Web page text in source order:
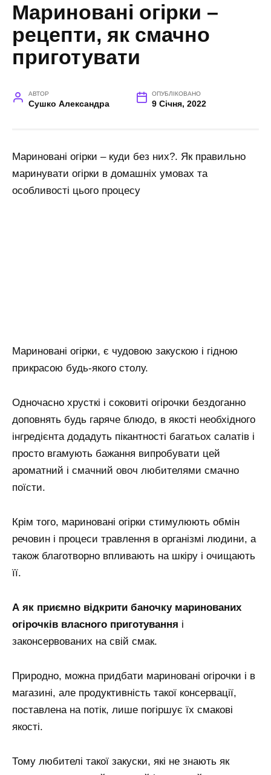
Мариновані огірки –
рецепти, як смачно
приготувати
АВТОР
Сушко Александра
ОПУБЛІКОВАНО
9 Січня, 2022
Мариновані огірки – куди без них?. Як правильно
маринувати огірки в домашніх умовах та
особливості цього процесу
Мариновані огірки, є чудовою закускою і гідною
прикрасою будь-якого столу.
Одночасно хрусткі і соковиті огірочки бездоганно
доповнять будь гаряче блюдо, в якості необхідного
інгредієнта додадуть пікантності багатьох салатів і
просто вгамують бажання випробувати цей
ароматний і смачний овоч любителями смачно
поїсти.
Крім того, мариновані огірки стимулюють обмін
речовин і процеси травлення в організмі людини, а
також благотворно впливають на шкіру і очищають
її.
А як приємно відкрити баночку маринованих
огірочків власного приготування і
законсервованих на свій смак.
Природно, можна придбати мариновані огірочки і в
магазині, але продуктивність такої консервації,
поставлена на потік, лише погіршує їх смакові
якості.
Тому любителі такої закуски, які не знають як